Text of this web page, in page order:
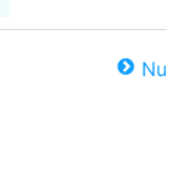
Nu